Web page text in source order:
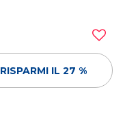
RISPARMI IL 27 %